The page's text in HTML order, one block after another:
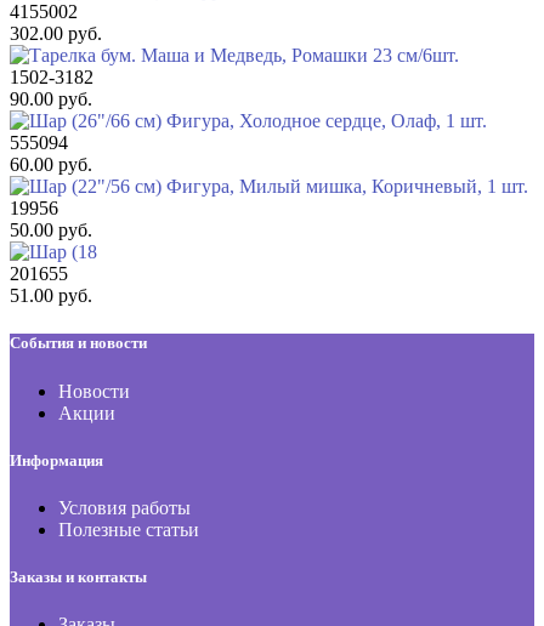
4155002
302.00 руб.
1502-3182
90.00 руб.
555094
60.00 руб.
19956
50.00 руб.
201655
51.00 руб.
События и новости
Новости
Акции
Информация
Условия работы
Полезные статьи
Заказы и контакты